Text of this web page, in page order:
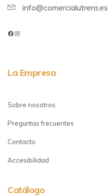
info@comercialutrera.es
La Empresa
Sobre nosotros
Preguntas frecuentes
Contacto
Accesibilidad
Catálogo